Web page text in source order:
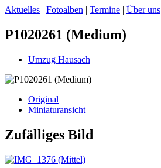
Aktuelles | Fotoalben | Termine | Über uns
P1020261 (Medium)
Umzug Hausach
Original
Miniaturansicht
Zufälliges Bild